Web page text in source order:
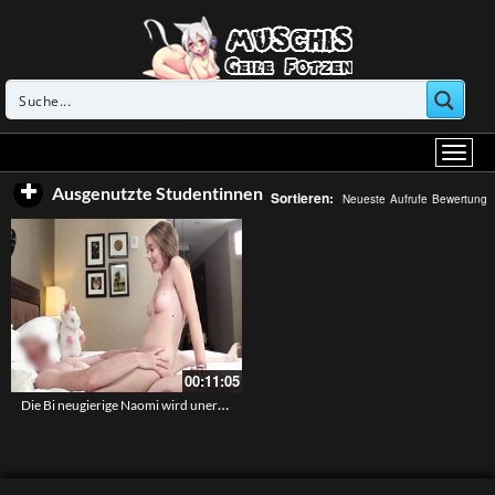
Ausgenutzte Studentinnen Sortieren: Neueste Aufrufe Bewertung
00:11:05
Die Bi neugierige Naomi wird unerwartet in ihre kleine schöne Votze gefickt